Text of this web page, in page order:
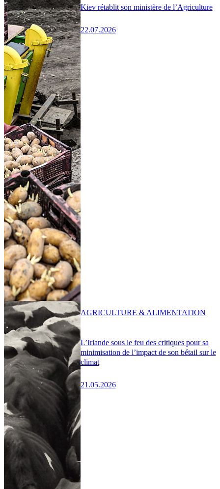
Kiev rétablit son ministère de l’Agriculture
22.07.2026
L’Irlande sous le feu des critiques pour sa
minimisation de l’impact de son bétail sur le
climat
21.05.2026
AGRICULTURE & ALIMENTATION